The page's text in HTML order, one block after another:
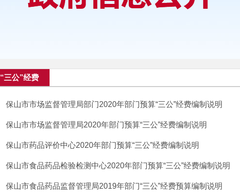
“三公”经费
保山市市场监督管理局部门2020年部门预算“三公”经费编制说明
保山市市场监督管理局2020年部门预算“三公”经费编制说明
保山市药品评价中心2020年部门预算“三公”经费编制说明
保山市食品药品检验检测中心2020年部门预算“三公”经费编制说明
保山市食品药品监督管理局2019年部门“三公”经费预算编制说明